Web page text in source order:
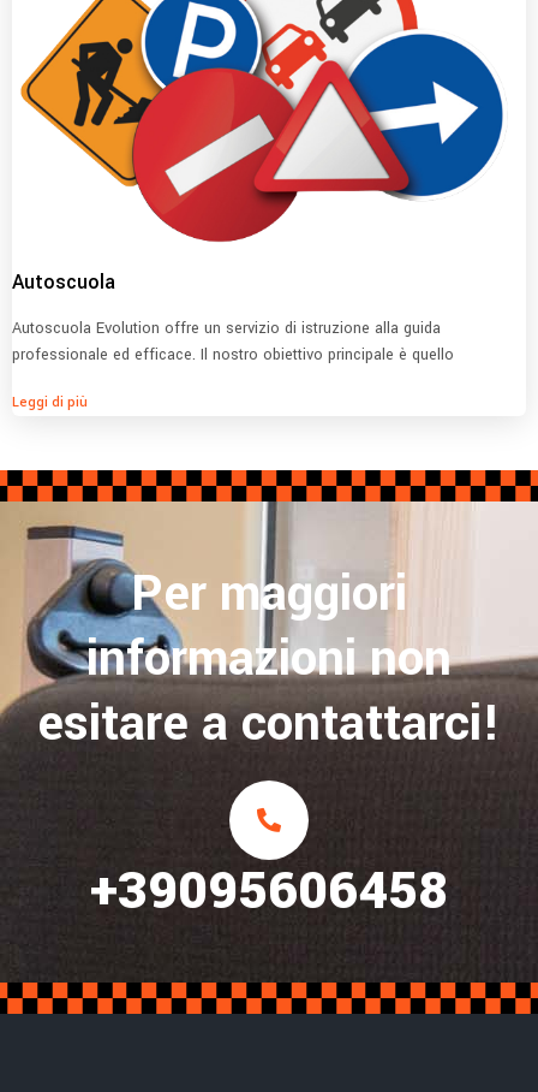
Autoscuola
Autoscuola Evolution offre un servizio di istruzione alla guida
professionale ed efficace. Il nostro obiettivo principale è quello
Leggi di più
Per maggiori
informazioni non
esitare a contattarci!
+39095606458